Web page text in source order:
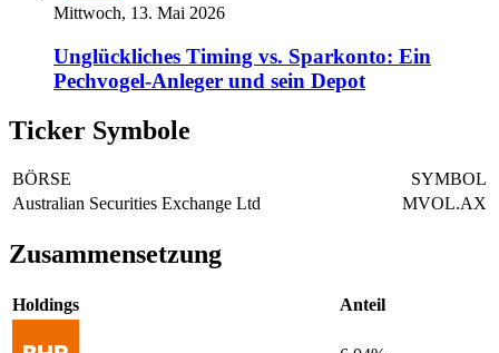
Mittwoch, 13. Mai 2026
Unglückliches Timing vs. Sparkonto: Ein
Pechvogel-Anleger und sein Depot
Ticker Symbole
BÖRSE
SYMBOL
Australian Securities Exchange Ltd
MVOL.AX
Zusammensetzung
Holdings Anteil